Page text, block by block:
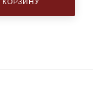
КОРЗИНУ